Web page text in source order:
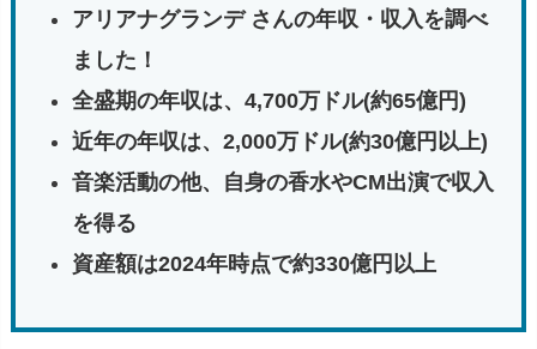
アリアナグランデ さんの年収・収入を調べ
ました！
全盛期の年収は、4,700万ドル(約65億円)
近年の年収は、2,000万ドル(約30億円以上)
音楽活動の他、自身の香水やCM出演で収入
を得る
資産額は2024年時点で約330億円以上